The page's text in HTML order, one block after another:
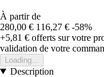
À partir de
280,00 € 116,27 € -58%
+5,81 € offerts sur votre
validation de votre
Loading...
Description